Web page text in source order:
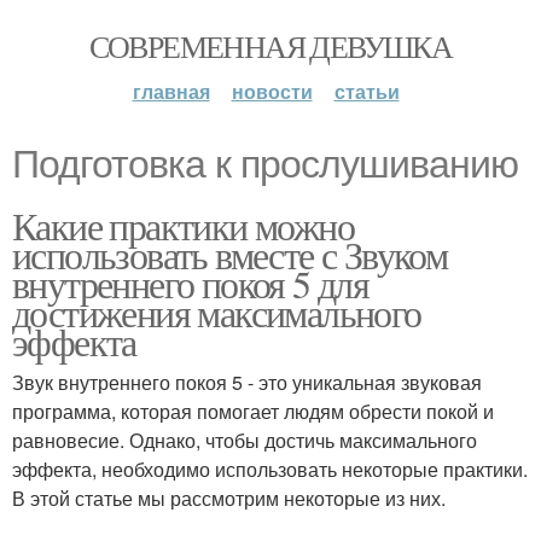
СОВРЕМЕННАЯ ДЕВУШКА
главная новости статьи
Подготовка к прослушиванию
Какие практики можно
использовать вместе с Звуком
внутреннего покоя 5 для
достижения максимального
эффекта
Звук внутреннего покоя 5 - это уникальная звуковая
программа, которая помогает людям обрести покой и
равновесие. Однако, чтобы достичь максимального
эффекта, необходимо использовать некоторые практики.
В этой статье мы рассмотрим некоторые из них.